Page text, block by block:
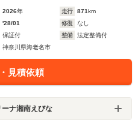
2026年 走行 871km
'28/01 修復
なし
保証付 整備
法定整備付
神奈川県海老名市
見積依頼
ナ湘南えびな